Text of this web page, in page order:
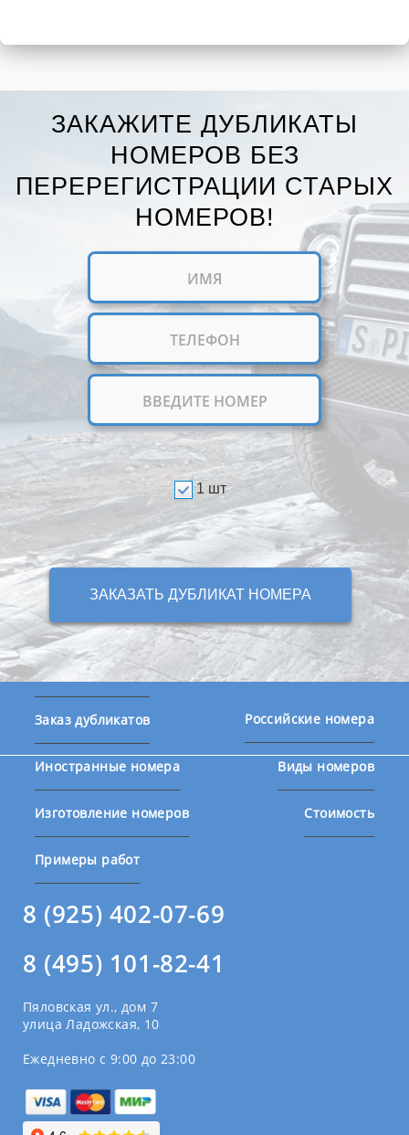
ЗАКАЖИТЕ ДУБЛИКАТЫ
НОМЕРОВ БЕЗ
ПЕРЕРЕГИСТРАЦИИ СТАРЫХ
НОМЕРОВ!
1 шт
ЗАКАЗАТЬ ДУБЛИКАТ НОМЕРА
Заказ дубликатов Российские номера
Иностранные номера Виды номеров
Изготовление номеров Стоимость
Примеры работ
8 (925) 402-07-69
8 (495) 101-82-41
Пяловская ул., дом 7
улица Ладожская, 10
Ежедневно с 9:00 до 23:00